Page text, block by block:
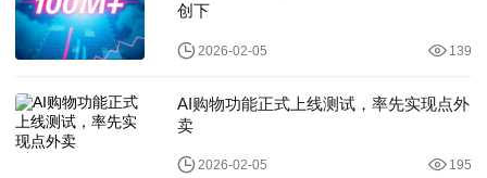
创下
2026-02-05 139
AI购物功能正式上线测试，率先实现点外
卖
2026-02-05 195